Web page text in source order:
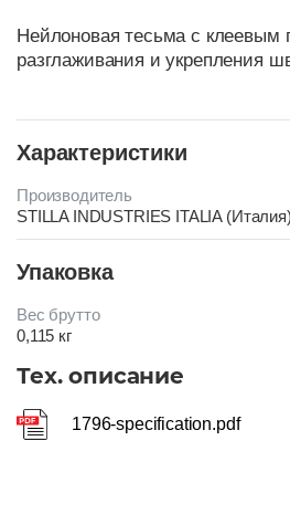
Нейлоновая тесьма с клеевым
разглаживания и укрепления
Характеристики
Производитель
STILLA INDUSTRIES ITALIA (Италия)
БЕЛЫЙ
Упаковка
Вес брутто
0,115 кг
Вид упаковки
Рулон в пэ пленке
Тех. описание
1796-specification.pdf